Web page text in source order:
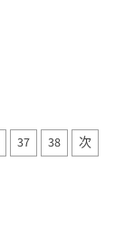
37 38 次